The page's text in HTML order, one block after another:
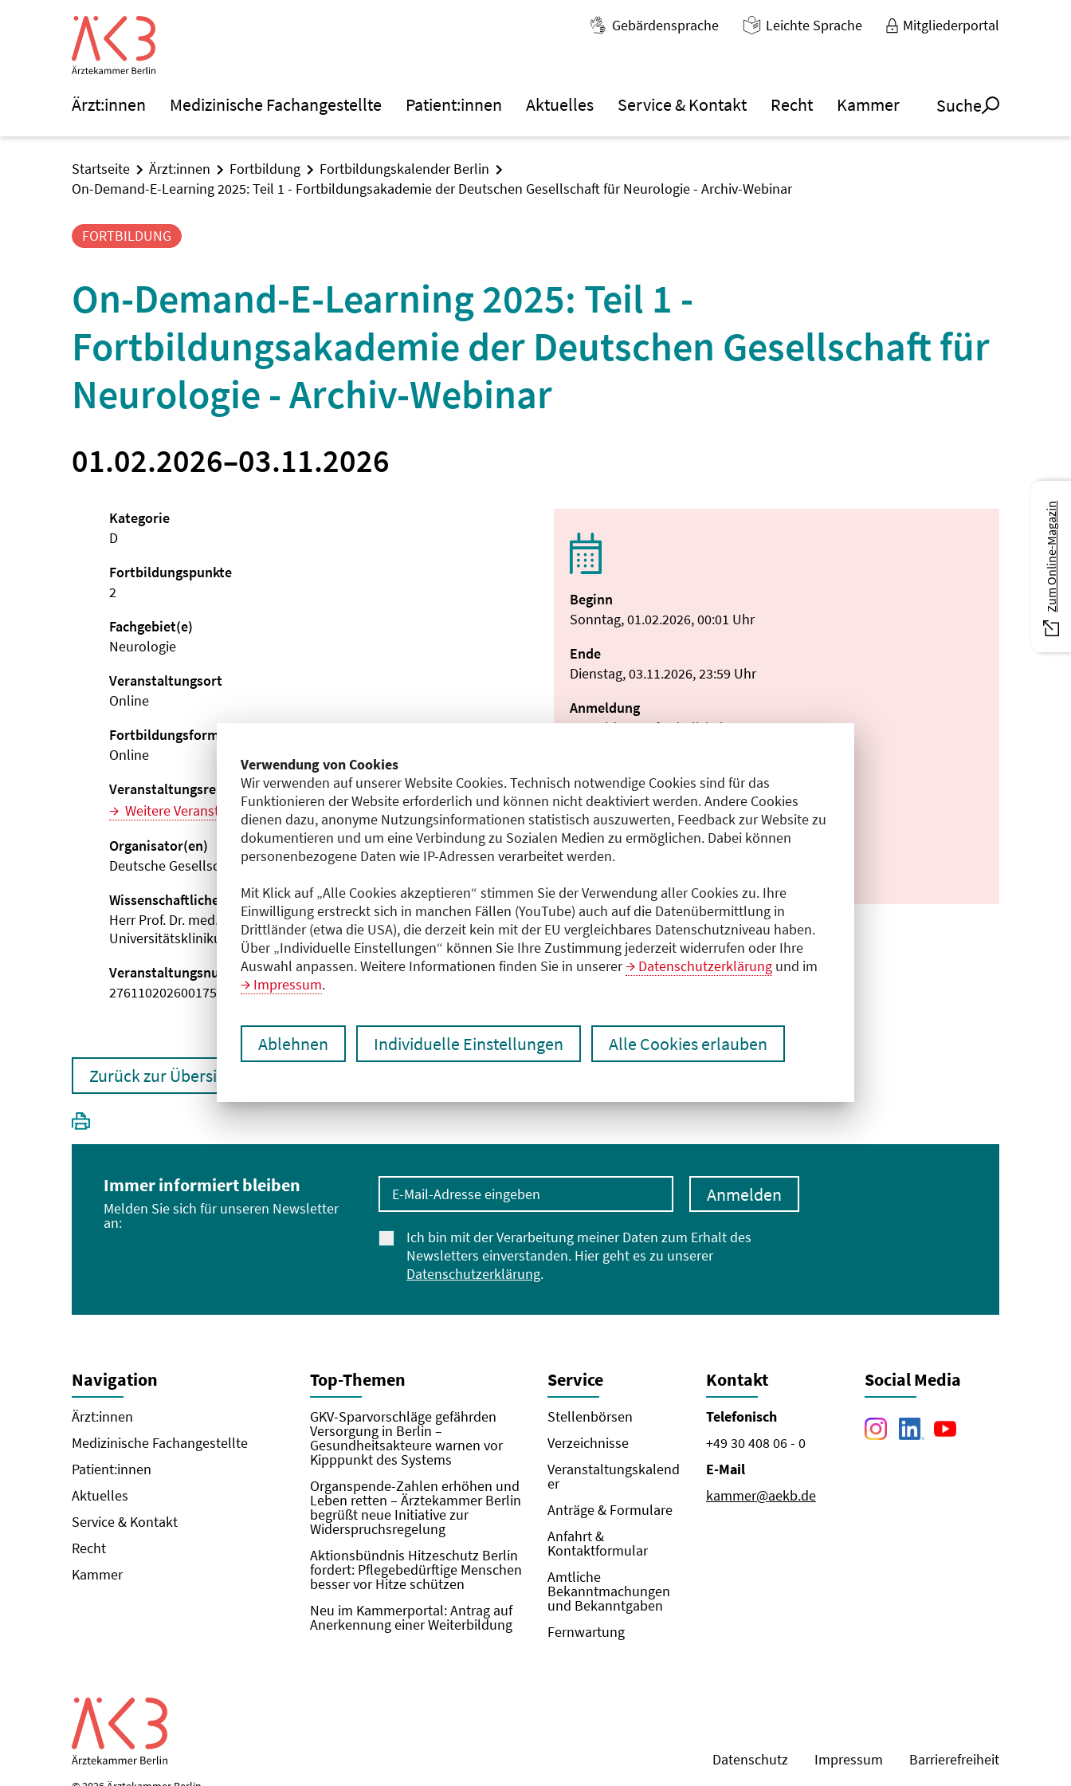
Verwendung von Cookies
Wir verwenden auf unserer Website Cookies. Technisch notwendige Cookies sind für das
Funktionieren der Website erforderlich und können nicht deaktiviert werden. Andere Cookies
dienen dazu, anonyme Nutzungsinformationen statistisch auszuwerten, Feedback zur Website zu
dokumentieren und um eine Verbindung zu Sozialen Medien zu ermöglichen. Dabei können
personenbezogene Daten wie IP-Adressen verarbeitet werden.
Mit Klick auf „Alle Cookies akzeptieren“ stimmen Sie der Verwendung aller Cookies zu. Ihre
Einwilligung erstreckt sich in manchen Fällen (YouTube) auch auf die Datenübermittlung in
Drittländer (etwa die USA), die derzeit kein mit der EU vergleichbares Datenschutzniveau haben.
Über „Individuelle Einstellungen“ können Sie Ihre Zustimmung jederzeit widerrufen oder Ihre
Auswahl anpassen. Weitere Informationen finden Sie in unserer
Datenschutzerklärung und im
Impressum.
Ablehnen Individuelle Einstellungen Alle Cookies erlauben
Gebärdensprache Leichte Sprache Mitgliederportal
Ärzt:innen Medizinische Fachangestellte Patient:innen Aktuelles Service & Kontakt Recht Kammer Suche
Startseite Ärzt:innen Fortbildung
Fortbildungskalender Berlin
On-Demand-E-Learning 2025: Teil 1 - Fortbildungsakademie der Deutschen Gesellschaft für Neurologie - Archiv-Webinar
FORTBILDUNG
On-Demand-E-Learning 2025: Teil 1 -
Fortbildungsakademie der Deutschen Gesellschaft für
Neurologie - Archiv-Webinar
01.02.2026–03.11.2026
Beginn
Sonntag, 01.02.2026, 00:01 Uhr
Ende
Dienstag, 03.11.2026, 23:59 Uhr
Anmeldung
Anmeldung erforderlich: ja
Anmeldeschluss
31.01.2026
Teilnahmeentgelt
Dokumente
Programm (PDF)
Kategorie
D
Fortbildungspunkte
2
Fachgebiet(e)
Neurologie
Veranstaltungsort
Online
Fortbildungsformat
Online
Veranstaltungsreihe
Weitere Veranstaltungen dieser Reihe (12)
Organisator(en)
Deutsche Gesellschaft für Neurologie e.V.
Wissenschaftliche Leitung
Herr Prof. Dr. med. Gereon R. Fink
Universitätsklinikum Köln
Veranstaltungsnummer
2761102026001750071
Zurück zur Übersicht
Immer informiert bleiben
Melden Sie sich für unseren Newsletter
an:
E-Mail-Adresse eingeben
Ich bin mit der Verarbeitung meiner Daten zum Erhalt des
Newsletters einverstanden. Hier geht es zu unserer
Datenschutzerklärung.
Anmelden
Navigation
Ärzt:innen
Medizinische Fachangestellte
Patient:innen
Aktuelles
Service & Kontakt
Recht
Kammer
Top-Themen
GKV-Sparvorschläge gefährden
Versorgung in Berlin –
Gesundheitsakteure warnen vor
Kipppunkt des Systems
Organspende-Zahlen erhöhen und
Leben retten – Ärztekammer Berlin
begrüßt neue Initiative zur
Widerspruchsregelung
Aktionsbündnis Hitzeschutz Berlin
fordert: Pflegebedürftige Menschen
besser vor Hitze schützen
Neu im Kammerportal: Antrag auf
Anerkennung einer Weiterbildung
Service
Stellenbörsen
Verzeichnisse
Veranstaltungskalend
er
Anträge & Formulare
Anfahrt &
Kontaktformular
Amtliche
Bekanntmachungen
und Bekanntgaben
Fernwartung
Kontakt
Telefonisch
+49 30 408 06 - 0
E-Mail
kammer@aekb.de
Social Media
Datenschutz Impressum Barrierefreiheit
Zum Online-Magazin